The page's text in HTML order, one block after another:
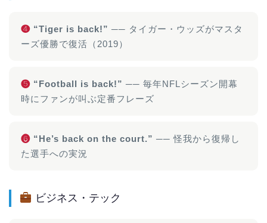
❹ “Tiger is back!” ── タイガー・ウッズがマスタ
ーズ優勝で復活（2019）
❺ “Football is back!” ── 毎年NFLシーズン開幕
時にファンが叫ぶ定番フレーズ
❻ “He’s back on the court.” ── 怪我から復帰し
た選手への実況
ビジネス・テック